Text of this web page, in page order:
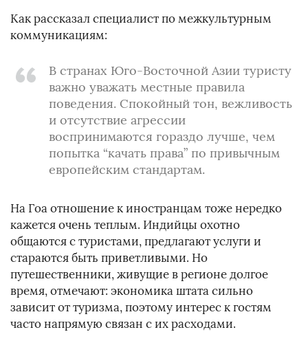
Как рассказал специалист по межкультурным
коммуникациям:
В странах Юго-Восточной Азии туристу
важно уважать местные правила
поведения. Спокойный тон, вежливость
и отсутствие агрессии
воспринимаются гораздо лучше, чем
попытка “качать права” по привычным
европейским стандартам.
На Гоа отношение к иностранцам тоже нередко
кажется очень теплым. Индийцы охотно
общаются с туристами, предлагают услуги и
стараются быть приветливыми. Но
путешественники, живущие в регионе долгое
время, отмечают: экономика штата сильно
зависит от туризма, поэтому интерес к гостям
часто напрямую связан с их расходами.